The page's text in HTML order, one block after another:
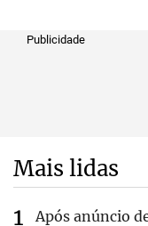
Publicidade
Mais lidas
Após anúncio